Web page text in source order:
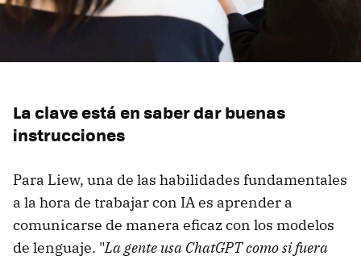
La clave está en saber dar buenas
instrucciones
Para Liew, una de las habilidades fundamentales
a la hora de trabajar con IA es aprender a
comunicarse de manera eficaz con los modelos
de lenguaje. "La gente usa ChatGPT como si fuera